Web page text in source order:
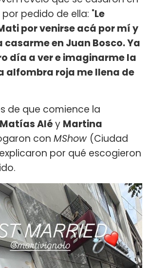
pedido de ella: "Le
por venirse acá por mí y
casarme en Juan Bosco. Ya
día a ver e imaginarme la
alfombra roja me llena de
de que comience la
Matías Aléy Martina
con MShow (Ciudad
por qué escogieron